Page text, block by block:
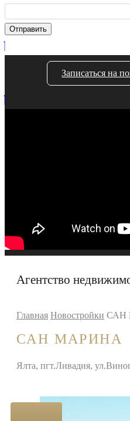
Записаться на
Агентство
Главная Новостройки САН
САН МАРИНА
Ялта, пгт.Ливадия,